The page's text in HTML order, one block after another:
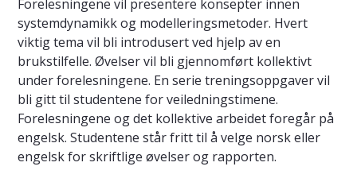
Forelesningene vil presentere konsepter innen
systemdynamikk og modelleringsmetoder. Hvert
viktig tema vil bli introdusert ved hjelp av en
brukstilfelle. Øvelser vil bli gjennomført kollektivt
under forelesningene. En serie treningsoppgaver vil
bli gitt til studentene for veiledningstimene.
Forelesningene og det kollektive arbeidet foregår på
engelsk. Studentene står fritt til å velge norsk eller
engelsk for skriftlige øvelser og rapporten.